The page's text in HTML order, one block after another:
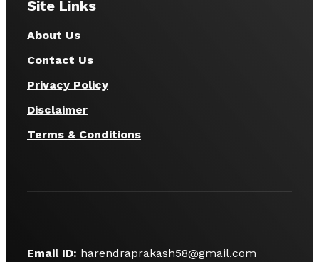
Site Links
About Us
Contact Us
Privacy Policy
Disclaimer
Terms & Conditions
Email ID: harendraprakash58@gmail.com